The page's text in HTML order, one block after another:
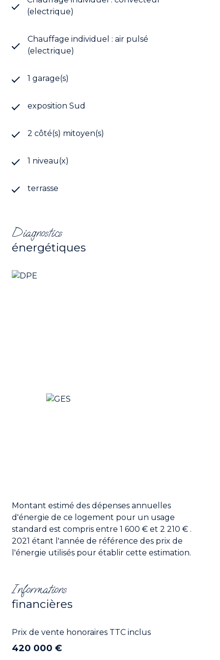
À l’extérieur, une agréable terrasse exposée plein
pleinement des beaux jours. Une piscine vient
compléter cet ensemble, offrant un véritable
recherchez authenticité, volumes et qualité
(electrique)
Chauffage individuel : air pulsé
(electrique)
1 garage(s)
exposition Sud
2 côté(s) mitoyen(s)
1 niveau(x)
terrasse
Diagnostics
énergétiques
Montant estimé des dépenses annuelles
d'énergie de ce logement pour un usage
standard est compris entre 1 600 € et 2 210 € .
2021 étant l'année de référence des prix de
l'énergie utilisés pour établir cette estimation.
Informations
financières
Prix de vente honoraires TTC inclus
420 000 €